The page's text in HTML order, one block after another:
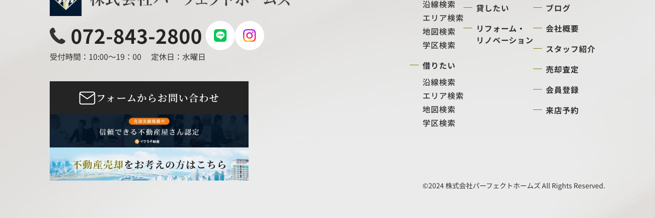
072-843-2800
受付時間：10:00～19：00 定休日：水曜日
フォームからお問い合わせ
沿線検索
エリア検索
地図検索
学区検索
借りたい
沿線検索
エリア検索
地図検索
学区検索
貸したい
リフォーム・
リノベーション
ブログ
会社概要
スタッフ紹介
売却査定
会員登録
来店予約
©2024 株式会社パーフェクトホームズ All Rights Reserved.